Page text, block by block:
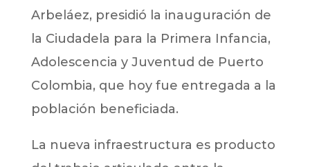
Arbeláez, presidió la inauguración de
la Ciudadela para la Primera Infancia,
Adolescencia y Juventud de Puerto
Colombia, que hoy fue entregada a la
población beneficiada.
La nueva infraestructura es producto